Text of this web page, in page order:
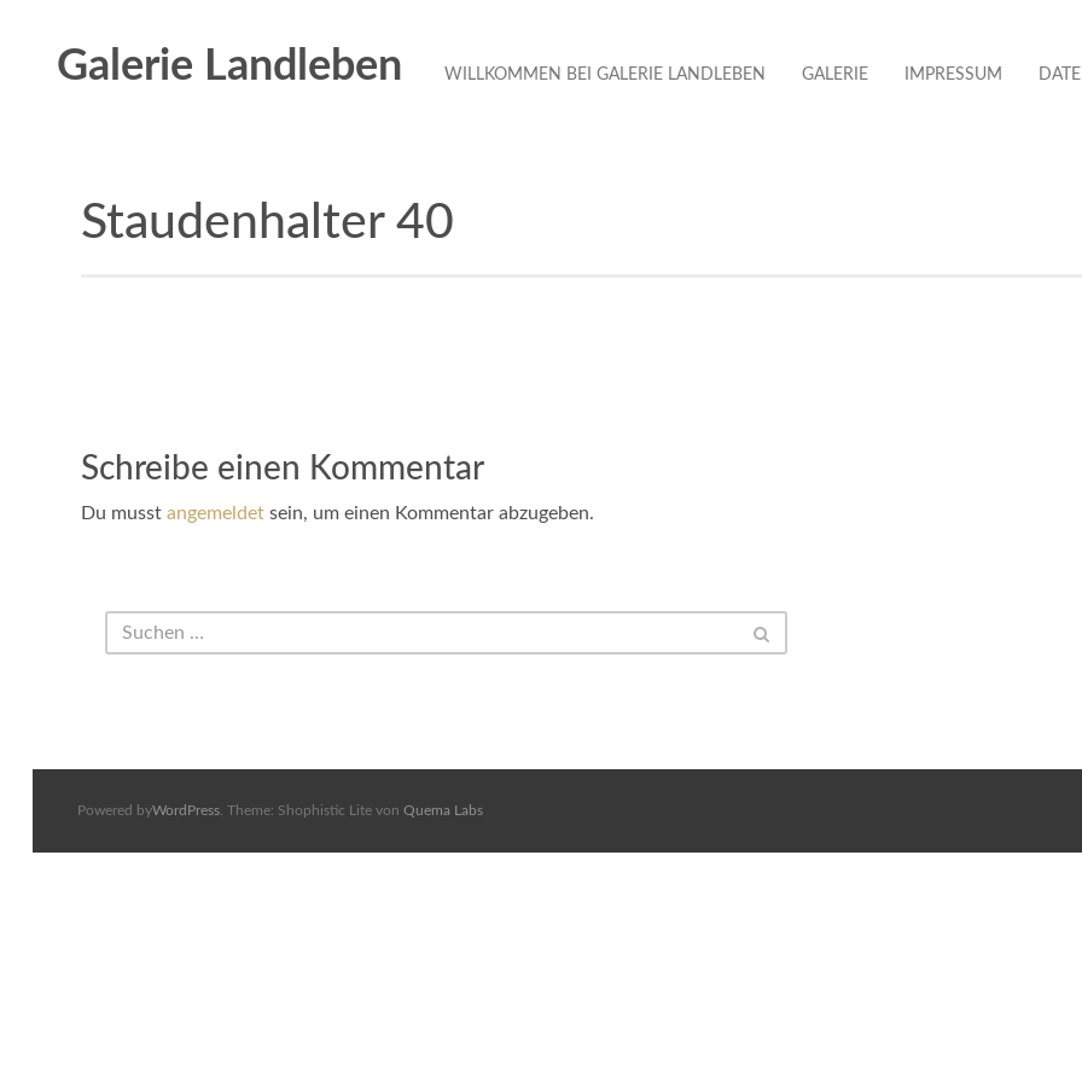
Galerie Landleben WILLKOMMEN BEI GALERIE LANDLEBEN GALERIE IMPRESSUM
Staudenhalter 40
Schreibe einen Kommentar
Du musst angemeldetsein, um einen Kommentar abzugeben.
Powered byWordPress. Theme: Shophistic Lite von Quema Labs